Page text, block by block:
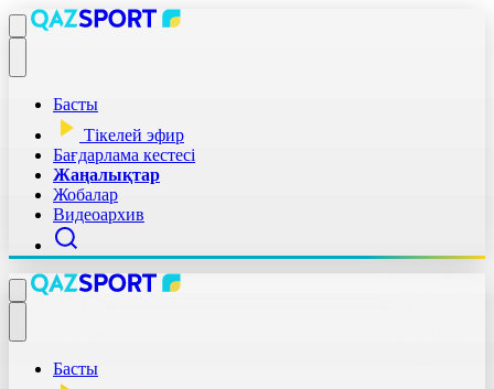
Басты
Тікелей эфир
Бағдарлама кестесі
Жаңалықтар
Жобалар
Видеоархив
Басты